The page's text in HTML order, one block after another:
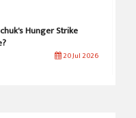
Hunger Strike
20 Jul 2026